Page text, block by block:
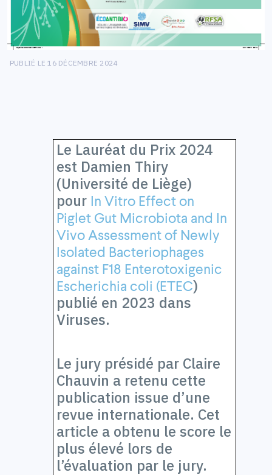
PUBLIÉ LE 16 DÉCEMBRE 2024
Le Lauréat du Prix 2024
est Damien Thiry
(Université de Liège)
pour In Vitro Effect on
Piglet Gut Microbiota and In
Vivo Assessment of Newly
Isolated Bacteriophages
against F18 Enterotoxigenic
Escherichia coli (ETEC)
publié en 2023 dans
Viruses.
Le jury présidé par Claire
Chauvin a retenu cette
publication issue d’une
revue internationale. Cet
article a obtenu le score le
plus élevé lors de
l’évaluation par le jury.